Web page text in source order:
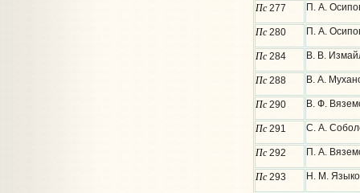
Пс277 П. А.
Пс280 П. А.
Пс284 В. В.
Пс288 В. А.
Пс290 В. Ф.
Пс291 С. А.
Пс292 П. А.
Пс293 Н. М.